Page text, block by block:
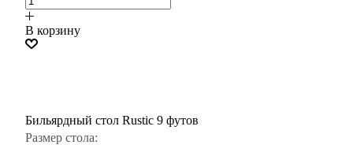
В корзину
Бильярдный стол Rustic 9 футов
Размер стола: